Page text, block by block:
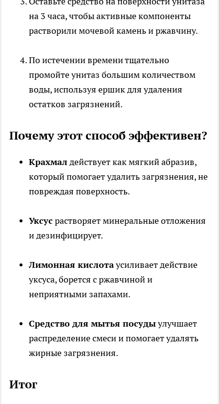
на 3 часа, чтобы активные компоненты
растворили мочевой камень и ржавчину.
По истечении времени тщательно
промойте унитаз большим количеством
воды, используя ершик для удаления
остатков загрязнений.
Почему этот способ эффективен?
Крахмал действует как мягкий абразив,
который помогает удалить загрязнения, не
повреждая поверхность.
Уксус растворяет минеральные отложения
и дезинфицирует.
Лимонная кислотаусиливает действие
уксуса, борется с ржавчиной и
неприятными запахами.
Средство для мытья посудыулучшает
распределение смеси и помогает удалять
жирные загрязнения.
Итог